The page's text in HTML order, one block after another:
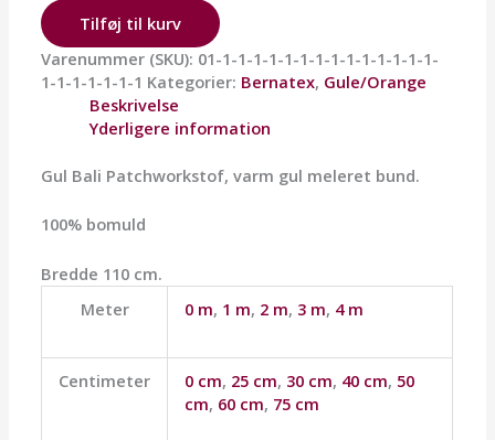
Tilføj til kurv
Varenummer (SKU): 01-1-1-1-1-1-1-1-1-1-1-1-1-1-1-
1-1-1-1-1-1-1 Kategorier: Bernatex, Gule/Orange
Beskrivelse
Yderligere information
Gul Bali Patchworkstof, varm gul meleret bund.
100% bomuld
Bredde 110 cm.
Meter
0 m, 1 m, 2 m, 3 m, 4 m
Centimeter 0 cm, 25 cm, 30 cm, 40 cm, 50
cm, 60 cm, 75 cm